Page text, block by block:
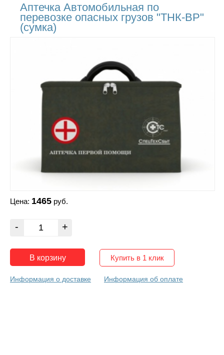
FAQ
Аптечка Автомобильная по
перевозке опасных грузов "ТНК-BP"
(сумка)
Цена: 1465 руб.
Купить в 1 клик
Информация о доставке Информация об оплате